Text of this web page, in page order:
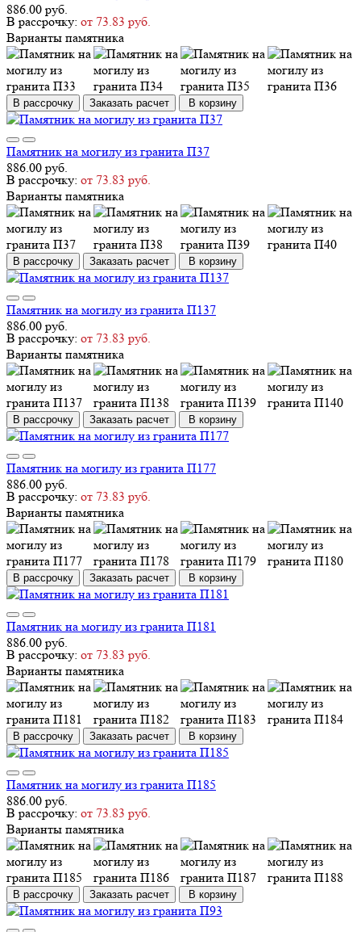
886.00 руб.
В рассрочку: от 73.83 руб.
Варианты памятника
В рассрочку Заказать расчет В корзину
Памятник на могилу из гранита П37
886.00 руб.
В рассрочку: от 73.83 руб.
Варианты памятника
В рассрочку Заказать расчет В корзину
Памятник на могилу из гранита П137
886.00 руб.
В рассрочку: от 73.83 руб.
Варианты памятника
В рассрочку Заказать расчет В корзину
Памятник на могилу из гранита П177
886.00 руб.
В рассрочку: от 73.83 руб.
Варианты памятника
В рассрочку Заказать расчет В корзину
Памятник на могилу из гранита П181
886.00 руб.
В рассрочку: от 73.83 руб.
Варианты памятника
В рассрочку Заказать расчет В корзину
Памятник на могилу из гранита П185
886.00 руб.
В рассрочку: от 73.83 руб.
Варианты памятника
В рассрочку Заказать расчет В корзину